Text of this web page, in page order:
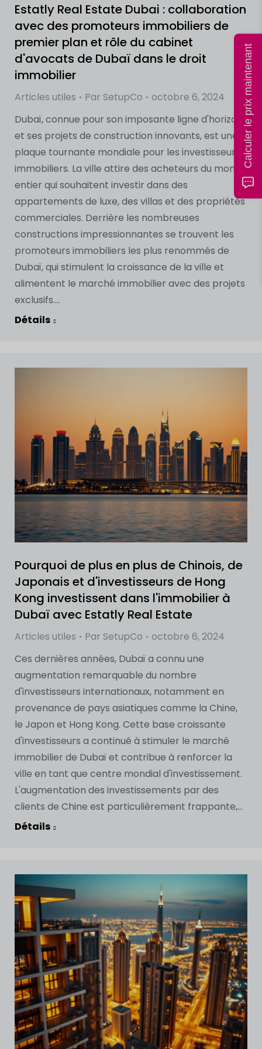
Estatly Real Estate Dubai : collaboration
avec des promoteurs immobiliers de
premier plan et rôle du cabinet
d'avocats de Dubaï dans le droit
immobilier
Articles utiles Par SetupCo
octobre 6, 2024
Dubaï, connue pour son imposante ligne d'horizon
et ses projets de construction innovants, est une
plaque tournante mondiale pour les investisseurs
immobiliers. La ville attire des acheteurs du monde
entier qui souhaitent investir dans des
appartements de luxe, des villas et des propriétés
commerciales. Derrière les nombreuses
constructions impressionnantes se trouvent les
promoteurs immobiliers les plus renommés de
Dubaï, qui stimulent la croissance de la ville et
alimentent le marché immobilier avec des projets
exclusifs....
Détails
Pourquoi de plus en plus de Chinois, de
Japonais et d'investisseurs de Hong
Kong investissent dans l'immobilier à
Dubaï avec Estatly Real Estate
Articles utiles Par SetupCo
octobre 6, 2024
Ces dernières années, Dubaï a connu une
augmentation remarquable du nombre
d'investisseurs internationaux, notamment en
provenance de pays asiatiques comme la Chine,
le Japon et Hong Kong. Cette base croissante
d'investisseurs a continué à stimuler le marché
immobilier de Dubaï et contribue à renforcer la
ville en tant que centre mondial d'investissement.
L'augmentation des investissements par des
clients de Chine est particulièrement frappante,...
Détails
Calculer le prix maintenant